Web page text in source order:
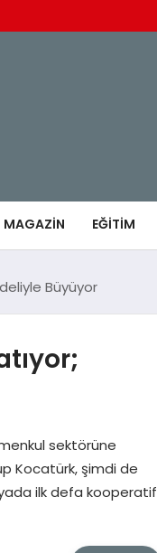
MAGAZIN EĞITIM
Büyüyor
sektörüne
Kocatürk, şimdi de
ilk defa kooperatif